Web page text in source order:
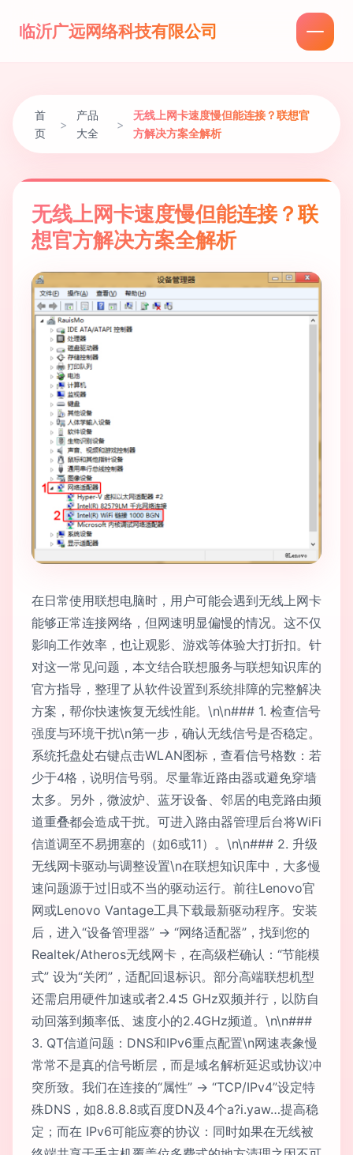
临沂广远网络科技有限公司
首
页
>
产品
大全
>
无线上网卡速度慢但能连接？联想官
方解决方案全解析
无线上网卡速度慢但能连接？联
想官方解决方案全解析
在日常使用联想电脑时，用户可能会遇到无线上网卡
能够正常连接网络，但网速明显偏慢的情况。这不仅
影响工作效率，也让观影、游戏等体验大打折扣。针
对这一常见问题，本文结合联想服务与联想知识库的
官方指导，整理了从软件设置到系统排障的完整解决
方案，帮你快速恢复无线性能。\n\n### 1. 检查信号
强度与环境干扰\n第一步，确认无线信号是否稳定。
系统托盘处右键点击WLAN图标，查看信号格数：若
少于4格，说明信号弱。尽量靠近路由器或避免穿墙
太多。另外，微波炉、蓝牙设备、邻居的电竞路由频
道重叠都会造成干扰。可进入路由器管理后台将WiFi
信道调至不易拥塞的（如6或11）。\n\n### 2. 升级
无线网卡驱动与调整设置\n在联想知识库中，大多慢
速问题源于过旧或不当的驱动运行。前往Lenovo官
网或Lenovo Vantage工具下载最新驱动程序。安装
后，进入“设备管理器” -> “网络适配器”，找到您的
Realtek/Atheros无线网卡，在高级栏确认：“节能模
式” 设为“关闭”，适配回退标识。部分高端联想机型
还需启用硬件加速或者2.4∶5 GHz双频并行，以防自
动回落到频率低、速度小的2.4GHz频道。\n\n###
3. QT信道问题：DNS和IPv6重点配置\n网速表象慢
常常不是真的信号断层，而是域名解析延迟或协议冲
突所致。我们在连接的“属性” -> “TCP/IPv4”设定特
殊DNS，如8.8.8.8或百度DN及4个a?i.yaw…提高稳
定；而在 IPv6可能应赛的协议：同时如果在无线被